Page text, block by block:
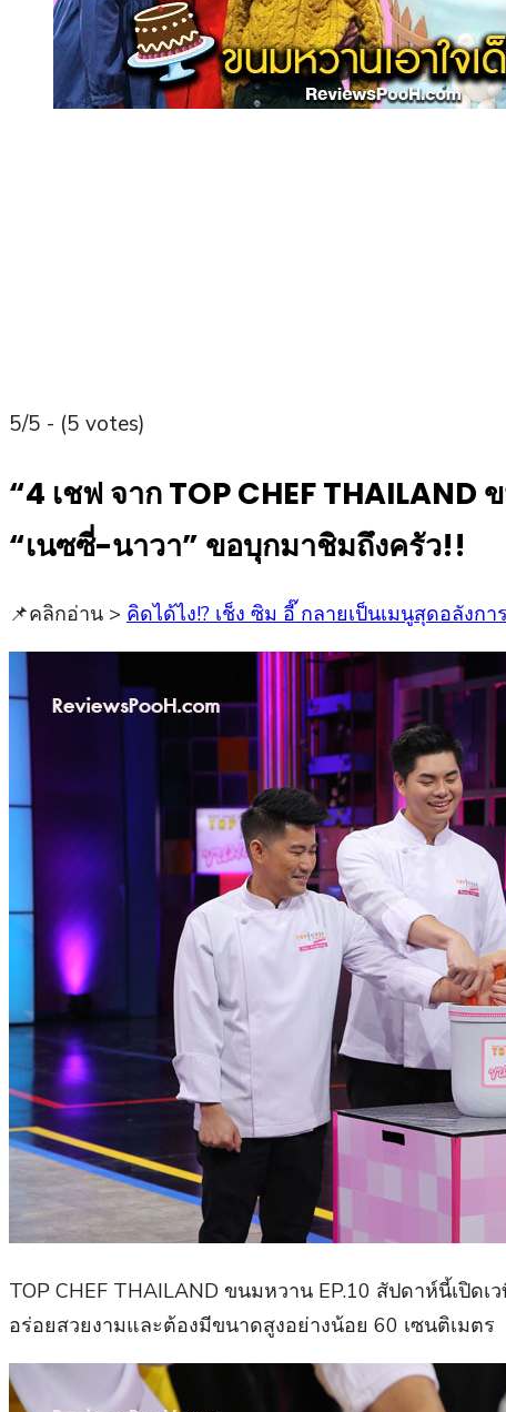
5/5 - (5 votes)
“4 เชฟ จาก TOP CHEF
“เนซซี่-นาวา” ขอบุกมาชิมถึงครัว!!
📌คลิกอ่าน > คิดได้ไง!? เช็ง ซิม อี๊ กลายเป็นเมนูสุดอลังก
TOP CHEF THAILAND ขนมหวาน EP.10 สัปดาห์นี้เปิ
อร่อยสวยงามและต้องมีขนาดสูงอย่างน้อย 60 เซนติเมตร